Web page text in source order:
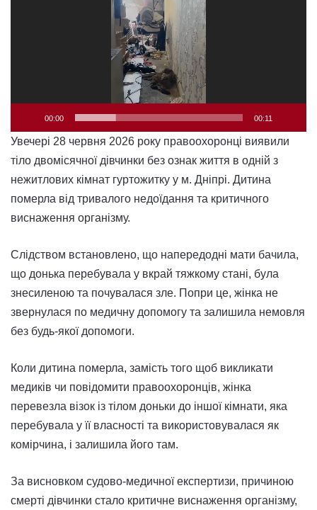
00:00 00:11
Увечері 28 червня 2026 року правоохоронці виявили
тіло двомісячної дівчинки без ознак життя в одній з
нежитлових кімнат гуртожитку у м. Дніпрі. Дитина
померла від тривалого недоїдання та критичного
виснаження організму.
Слідством встановлено, що напередодні мати бачила,
що донька перебувала у вкрай тяжкому стані, була
знесиленою та почувалася зле. Попри це, жінка не
звернулася по медичну допомогу та залишила немовля
без будь-якої допомоги.
Коли дитина померла, замість того щоб викликати
медиків чи повідомити правоохоронців, жінка
перевезла візок із тілом доньки до іншої кімнати, яка
перебувала у її власності та використовувалася як
комірчина, і залишила його там.
За висновком судово-медичної експертизи, причиною
смерті дівчинки стало критичне виснаження організму,